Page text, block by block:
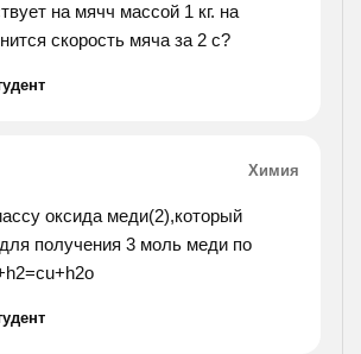
на мячч массой 1 кг. на
скорость мяча за 2 с?
Химия
оксида меди(2),который
получения 3 моль меди по